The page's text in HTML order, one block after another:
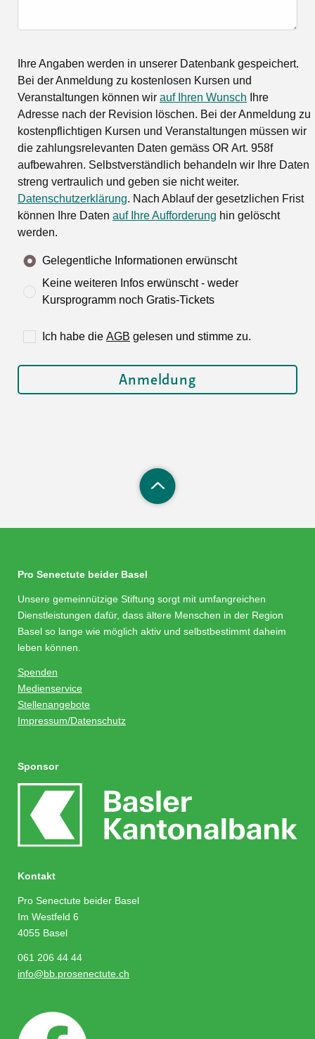
Ihre Angaben werden in unserer Datenbank gespeichert.
Bei der Anmeldung zu kostenlosen Kursen und
Veranstaltungen können wir auf Ihren Wunsch Ihre
Adresse nach der Revision löschen. Bei der Anmeldung zu
kostenpflichtigen Kursen und Veranstaltungen müssen wir
die zahlungsrelevanten Daten gemäss OR Art. 958f
aufbewahren. Selbstverständlich behandeln wir Ihre Daten
streng vertraulich und geben sie nicht weiter.
Datenschutzerklärung. Nach Ablauf der gesetzlichen Frist
können Ihre Daten auf Ihre Aufforderung hin gelöscht
werden.
Gelegentliche Informationen erwünscht
Keine weiteren Infos erwünscht - weder
Kursprogramm noch Gratis-Tickets
Ich habe die AGB gelesen und stimme zu.
Pro Senectute beider Basel
Unsere gemeinnützige Stiftung sorgt mit umfangreichen
Dienstleistungen dafür, dass ältere Menschen in der Region
Basel so lange wie möglich aktiv und selbstbestimmt daheim
leben können.
Spenden
Medienservice
Stellenangebote
Impressum/Datenschutz
Sponsor
Kontakt
Pro Senectute beider Basel
Im Westfeld 6
4055 Basel
061 206 44 44
info@bb.prosenectute.ch